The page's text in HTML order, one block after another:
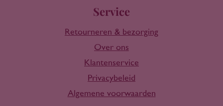
Service
Retourneren & bezorging
Over ons
Klantenservice
Privacybeleid
Algemene voorwaarden